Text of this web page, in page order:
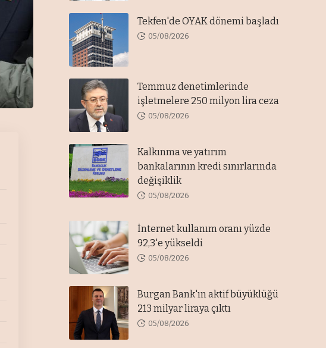
Tekfen'de OYAK dönemi başladı
05/08/2026
Temmuz denetimlerinde
işletmelere 250 milyon lira ceza
05/08/2026
Kalkınma ve yatırım
bankalarının kredi sınırlarında
değişiklik
05/08/2026
İnternet kullanım oranı yüzde
92,3'e yükseldi
05/08/2026
Burgan Bank'ın aktif büyüklüğü
213 milyar liraya çıktı
05/08/2026